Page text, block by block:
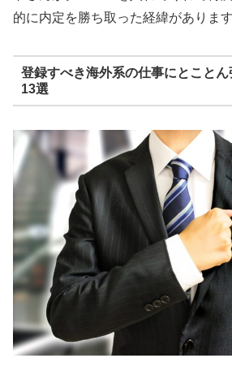
的に内定を勝ち取った経緯があります
登録すべき海外系の仕事にとことん
13選